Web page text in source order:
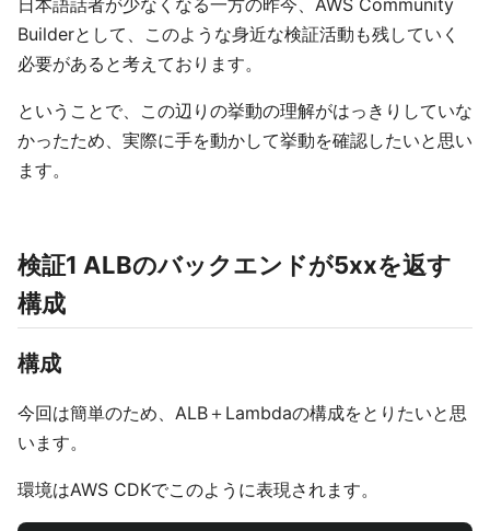
日本語話者が少なくなる一方の昨今、AWS Community
Builderとして、このような身近な検証活動も残していく
必要があると考えております。
ということで、この辺りの挙動の理解がはっきりしていな
かったため、実際に手を動かして挙動を確認したいと思い
ます。
検証1 ALBのバックエンドが5xxを返す
構成
構成
今回は簡単のため、ALB＋Lambdaの構成をとりたいと思
います。
環境はAWS CDKでこのように表現されます。